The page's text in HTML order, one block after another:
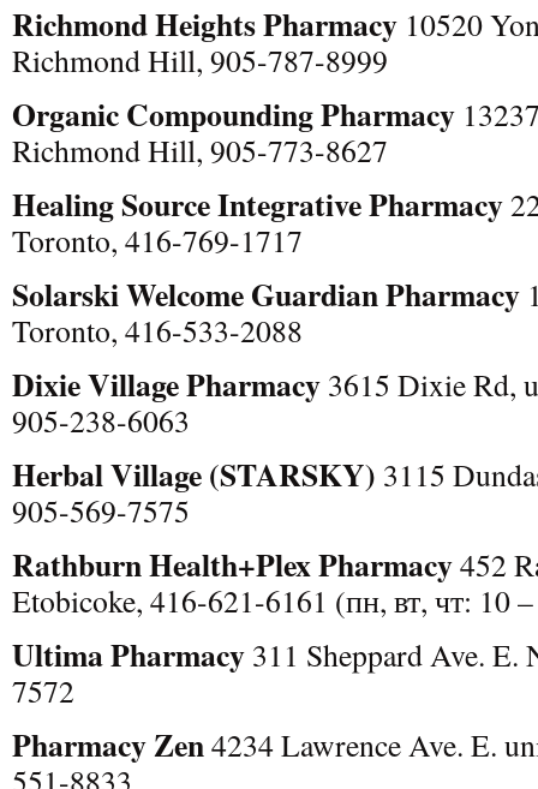
Richmond Heights Pharmacy 10520
Richmond Hill, 905-787-8999
Organic Compounding Pharmacy
Richmond Hill, 905-773-8627
Healing Source Integrative Pharmacy
Toronto, 416-769-1717
Solarski Welcome Guardian Pharmacy
Toronto, 416-533-2088
Dixie Village Pharmacy 3615 Dixie Rd,
905-238-6063
Herbal Village (STARSKY) 3115
905-569-7575
Rathburn Health+Plex Pharmacy452
Etobicoke, 416-621-6161 (пн, вт, чт: 10
Ultima Pharmacy 311 Sheppard Ave.
7572
Pharmacy Zen4234 Lawrence Ave. E.
551-8833